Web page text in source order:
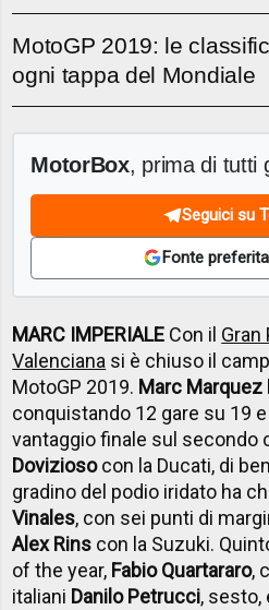
MotoGP 2019: le
ogni tappa del Mondiale
MotorBox, prima di tutti
Seguici su
Fonte
MARC IMPERIALE Con il Gran
Valenciana si è chiuso il
MotoGP 2019. Marc Marquez
conquistando 12 gare su 19
vantaggio finale sul secondo
Doviziosocon la Ducati, di
gradino del podio iridato ha
Vinales, con sei punti di
Alex Rins con la Suzuki.
of the year, Fabio Quartararo,
italiani Danilo Petrucci, sesto,